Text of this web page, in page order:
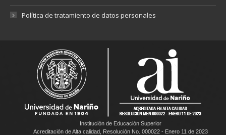
Política de tratamiento de datos personales
Institución de Educación Superior
Acreditación de Alta calidad, Resolución No. 000022 - Enero 11 de 2023